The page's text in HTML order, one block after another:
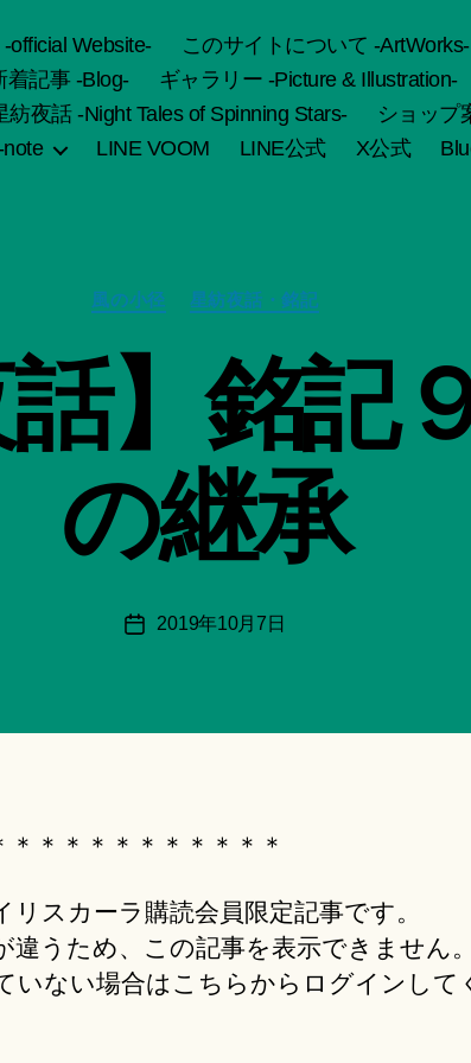
official Website- このサイトについて -ArtWorks-
着記事 -Blog- ギャラリー -Picture & Illustration-
紡夜話 -Night Tales of Spinning Stars-
ショップ
LINE VOOM LINE公式 X公式
カ
テ
リ
ー
風の小径 星紡夜話・銘記
話】銘記
の継承
投
作
成
者
船
智
日
月
ki
投
2019年10月7日
＊＊＊＊＊＊＊＊＊＊＊
リスカーラ購読会員限定記事です。
違うため、この記事を表示できません。
いない場合はこちらからログインして